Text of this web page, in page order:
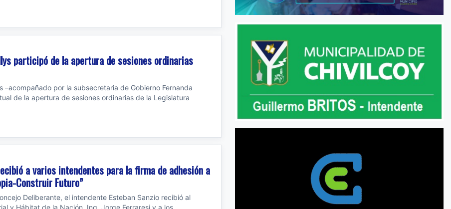
participó de la apertura de sesiones ordinarias
–acompañado por la subsecretaria de Gobierno Fernanda
de la apertura de sesiones ordinarias de la Legislatura
a varios intendentes para la firma de adhesión a
Construir Futuro”
Deliberante, el intendente Esteban Sanzio recibió al
y Hábitat de la Nación, Ing. Jorge Ferraresi y a los